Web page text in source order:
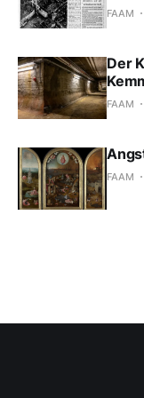
FAAM
Der
FAAM
FAAM